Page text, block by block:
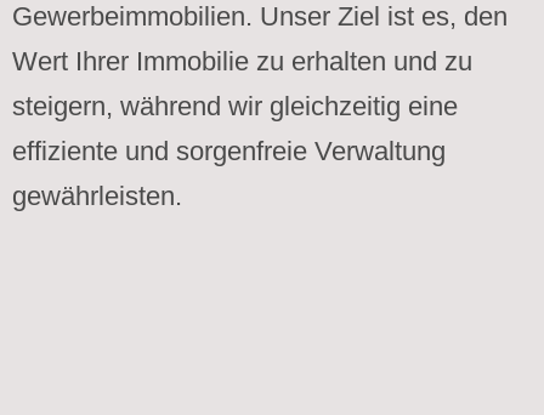
Gewerbeimmobilien. Unser Ziel ist es, den
Wert Ihrer Immobilie zu erhalten und zu
steigern, während wir gleichzeitig eine
effiziente und sorgenfreie Verwaltung
gewährleisten.